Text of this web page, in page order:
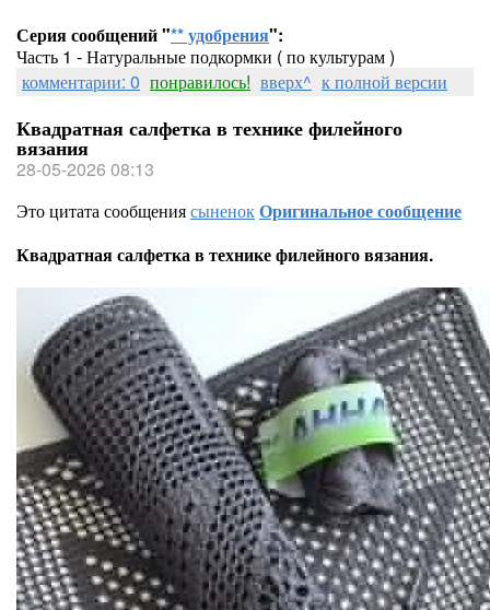
Серия сообщений "** удобрения":
Часть 1 - Натуральные подкормки ( по культурам )
комментарии: 0 понравилось! вверх^ к полной версии
Квадратная салфетка в технике филейного
вязания
28-05-2026 08:13
Это цитата сообщениясыненокОригинальное сообщение
Квадратная салфетка в технике филейного вязания.